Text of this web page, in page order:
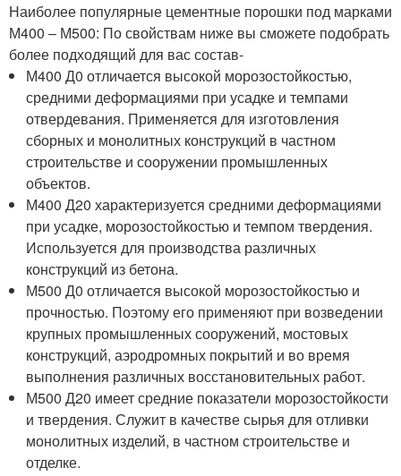
Наиболее популярные цементные порошки под марками
М400 – М500: По свойствам ниже вы сможете подобрать
более подходящий для вас состав-
М400 Д0 отличается высокой морозостойкостью,
средними деформациями при усадке и темпами
отвердевания. Применяется для изготовления
сборных и монолитных конструкций в частном
строительстве и сооружении промышленных
объектов.
М400 Д20 характеризуется средними деформациями
при усадке, морозостойкостью и темпом твердения.
Используется для производства различных
конструкций из бетона.
М500 Д0 отличается высокой морозостойкостью и
прочностью. Поэтому его применяют при возведении
крупных промышленных сооружений, мостовых
конструкций, аэродромных покрытий и во время
выполнения различных восстановительных работ.
М500 Д20 имеет средние показатели морозостойкости
и твердения. Служит в качестве сырья для отливки
монолитных изделий, в частном строительстве и
отделке.